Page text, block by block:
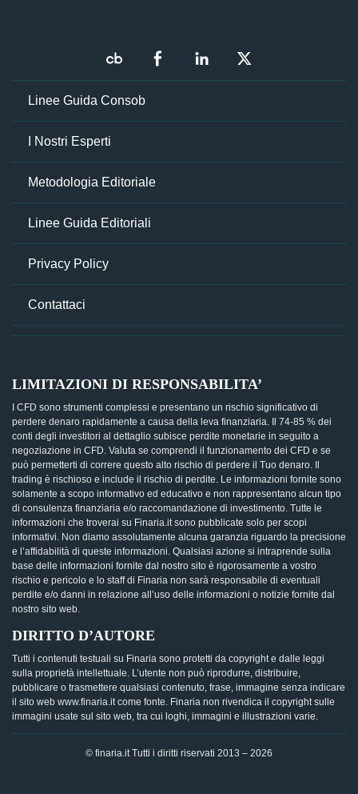
Linee Guida Consob
I Nostri Esperti
Metodologia Editoriale
Linee Guida Editoriali
Privacy Policy
Contattaci
LIMITAZIONI DI RESPONSABILITA’
I CFD sono strumenti complessi e presentano un rischio significativo di
perdere denaro rapidamente a causa della leva finanziaria. Il 74-85 % dei
conti degli investitori al dettaglio subisce perdite monetarie in seguito a
negoziazione in CFD. Valuta se comprendi il funzionamento dei CFD e se
può permetterti di correre questo alto rischio di perdere il Tuo denaro. Il
trading è rischioso e include il rischio di perdite. Le informazioni fornite sono
solamente a scopo informativo ed educativo e non rappresentano alcun tipo
di consulenza finanziaria e/o raccomandazione di investimento. Tutte le
informazioni che troverai su Finaria.it sono pubblicate solo per scopi
informativi. Non diamo assolutamente alcuna garanzia riguardo la precisione
e l’affidabilità di queste informazioni. Qualsiasi azione si intraprende sulla
base delle informazioni fornite dal nostro sito è rigorosamente a vostro
rischio e pericolo e lo staff di Finaria non sarà responsabile di eventuali
perdite e/o danni in relazione all’uso delle informazioni o notizie fornite dal
nostro sito web.
DIRITTO D’AUTORE
Tutti i contenuti testuali su Finaria sono protetti da copyright e dalle leggi
sulla proprietà intellettuale. L’utente non può riprodurre, distribuire,
pubblicare o trasmettere qualsiasi contenuto, frase, immagine senza indicare
il sito web www.finaria.it come fonte. Finaria non rivendica il copyright sulle
immagini usate sul sito web, tra cui loghi, immagini e illustrazioni varie.
© finaria.it Tutti i diritti riservati 2013 – 2026